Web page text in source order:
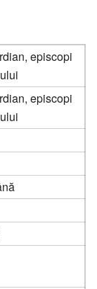
episcopi
episcopi